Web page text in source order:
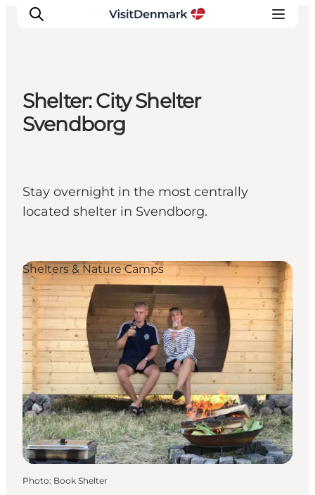
Inspirations
Destinations
Planifiez votre voyage
Shelter: City Shelter
Svendborg
Stay overnight in the most centrally
located shelter in Svendborg.
Shelters & Nature Camps
Photo: Book Shelter